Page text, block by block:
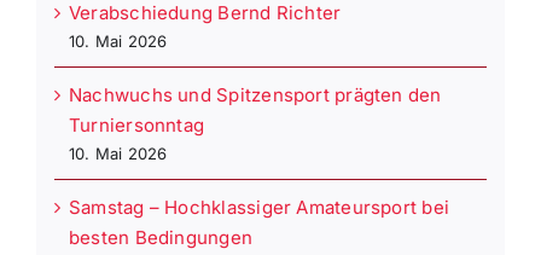
Verabschiedung Bernd Richter
10. Mai 2026
Nachwuchs und Spitzensport prägten den
Turniersonntag
10. Mai 2026
Samstag – Hochklassiger Amateursport bei
besten Bedingungen